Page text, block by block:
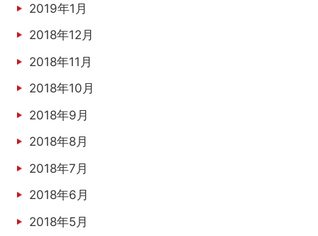
2019年1月
2018年12月
2018年11月
2018年10月
2018年9月
2018年8月
2018年7月
2018年6月
2018年5月